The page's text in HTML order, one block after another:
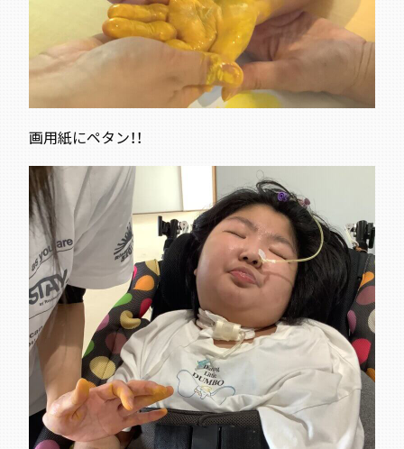
画用紙にペタン！！